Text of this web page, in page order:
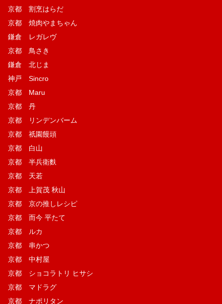
京都 割烹はらだ
京都 焼肉やまちゃん
鎌倉 レガレヴ
京都 鳥さき
鎌倉 北じま
神戸 Sincro
京都 Maru
京都 丹
京都 リンデンバーム
京都 祇園饅頭
京都 白山
京都 半兵衛麩
京都 天若
京都 上賀茂 秋山
京都 京の推しレシピ
京都 而今 平たて
京都 ルカ
京都 串かつ
京都 中村屋
京都 ショコラトリ ヒサシ
京都 マドラグ
京都 ナポリタン